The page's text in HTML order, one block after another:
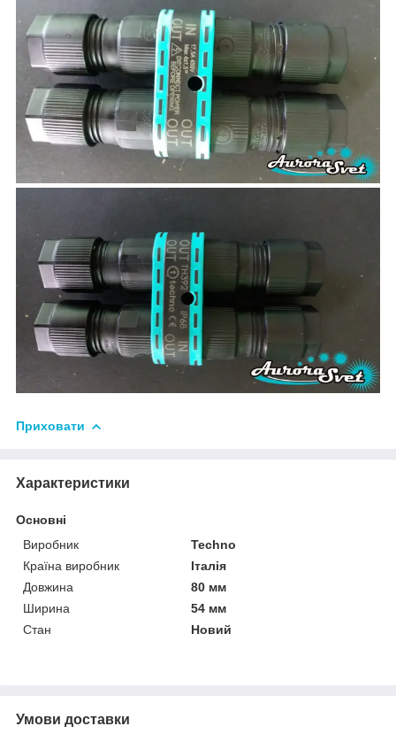
Приховати
Характеристики
Основні
Виробник
Techno
Країна виробник
Італія
Довжина
80 мм
Ширина
54 мм
Стан
Новий
Умови доставки